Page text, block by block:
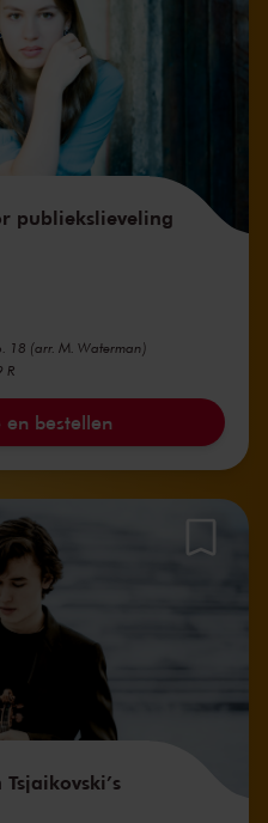
publiekslieveling
18 (arr. M. Waterman)
R
bestellen